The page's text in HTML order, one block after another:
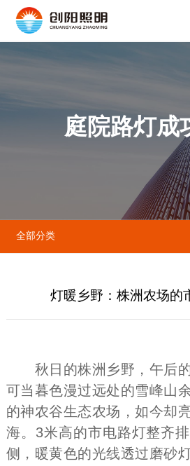
庭院路灯成
全部分类
灯暖乡野：株洲农场的
秋日的株洲乡野，午后的
可当暮色漫过远处的雪峰山
的神农谷生态农场，如今却
海。3米高的市电路灯整齐
侧，暖黄色的光线透过磨砂